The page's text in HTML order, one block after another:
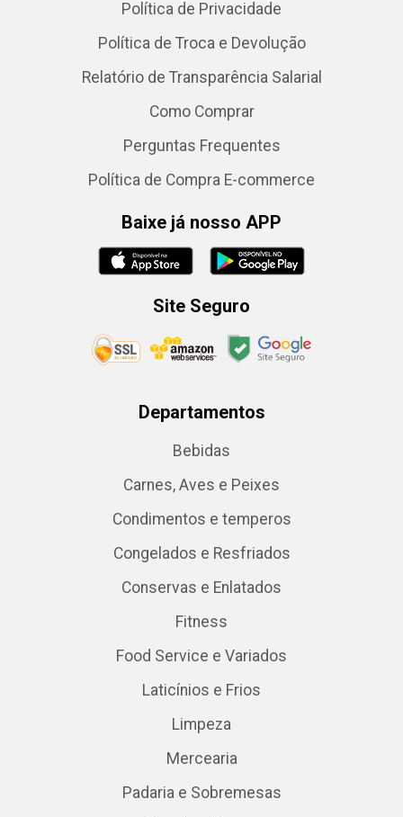
Política de Privacidade
Política de Troca e Devolução
Relatório de Transparência Salarial
Como Comprar
Perguntas Frequentes
Política de Compra E-commerce
Baixe já nosso APP
Site Seguro
Departamentos
Bebidas
Carnes, Aves e Peixes
Condimentos e temperos
Congelados e Resfriados
Conservas e Enlatados
Fitness
Food Service e Variados
Laticínios e Frios
Limpeza
Mercearia
Padaria e Sobremesas